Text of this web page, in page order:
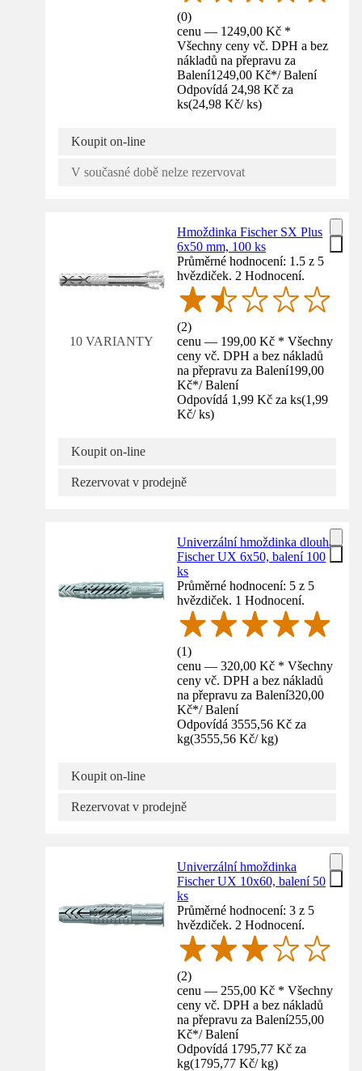
(0)
cenu — 1249,00 Kč *
Všechny ceny vč. DPH a bez
nákladů na přepravu za
Balení1249,00 Kč*/ Balení
Odpovídá 24,98 Kč za
ks(24,98 Kč/ ks)
Koupit on-line
V současné době nelze rezervovat
10 VARIANTY
Hmoždinka Fischer SX Plus
6x50 mm, 100 ks
Průměrné hodnocení: 1.5 z 5
hvězdiček. 2 Hodnocení.
(2)
cenu — 199,00 Kč * Všechny
ceny vč. DPH a bez nákladů
na přepravu za Balení199,00
Kč*/ Balení
Odpovídá 1,99 Kč za ks(1,99
Kč/ ks)
Koupit on-line
Rezervovat v prodejně
Univerzální hmoždinka dlouhá
Fischer UX 6x50, balení 100
ks
Průměrné hodnocení: 5 z 5
hvězdiček. 1 Hodnocení.
(1)
cenu — 320,00 Kč * Všechny
ceny vč. DPH a bez nákladů
na přepravu za Balení320,00
Kč*/ Balení
Odpovídá 3555,56 Kč za
kg(3555,56 Kč/ kg)
Koupit on-line
Rezervovat v prodejně
Univerzální hmoždinka
Fischer UX 10x60, balení 50
ks
Průměrné hodnocení: 3 z 5
hvězdiček. 2 Hodnocení.
(2)
cenu — 255,00 Kč * Všechny
ceny vč. DPH a bez nákladů
na přepravu za Balení255,00
Kč*/ Balení
Odpovídá 1795,77 Kč za
kg(1795,77 Kč/ kg)